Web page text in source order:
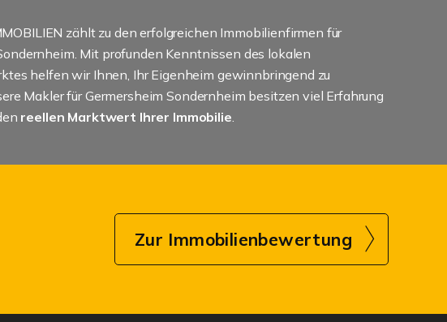
zählt zu den erfolgreichen Immobilienfirmen für
Mit profunden Kenntnissen des lokalen
helfen wir Ihnen, Ihr Eigenheim gewinnbringend zu
Makler für Germersheim Sondernheim besitzen viel Erfahrung
reellen Marktwert Ihrer Immobilie.
Zur Immobilienbewertung